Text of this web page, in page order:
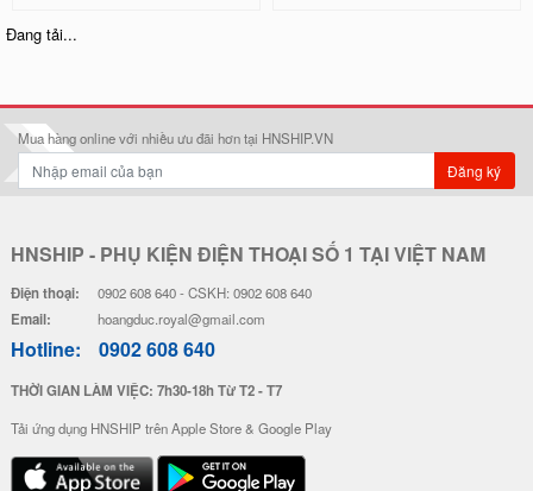
Nổi - Hình Nổi Happy Day
28.000 đ
Nổi Pokemon x Doremon
20.000 đ